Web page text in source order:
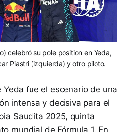
celebró su pole position en Yeda,
Piastri (izquierda) y otro piloto.
Yeda fue el escenario de una
intensa y decisiva para el
Saudita 2025, quinta
mundial de Fórmula 1. En